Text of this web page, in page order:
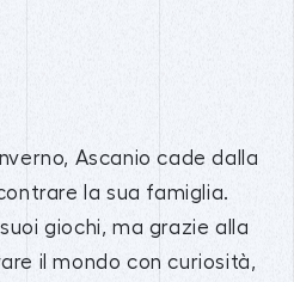
Ascanio cade dalla
la sua famiglia.
giochi, ma grazie alla
il mondo con curiosità,